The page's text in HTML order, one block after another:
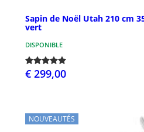
Sapin de Noël Utah 210 cm
vert
DISPONIBLE
€ 299,00
NOUVEAUTÉS